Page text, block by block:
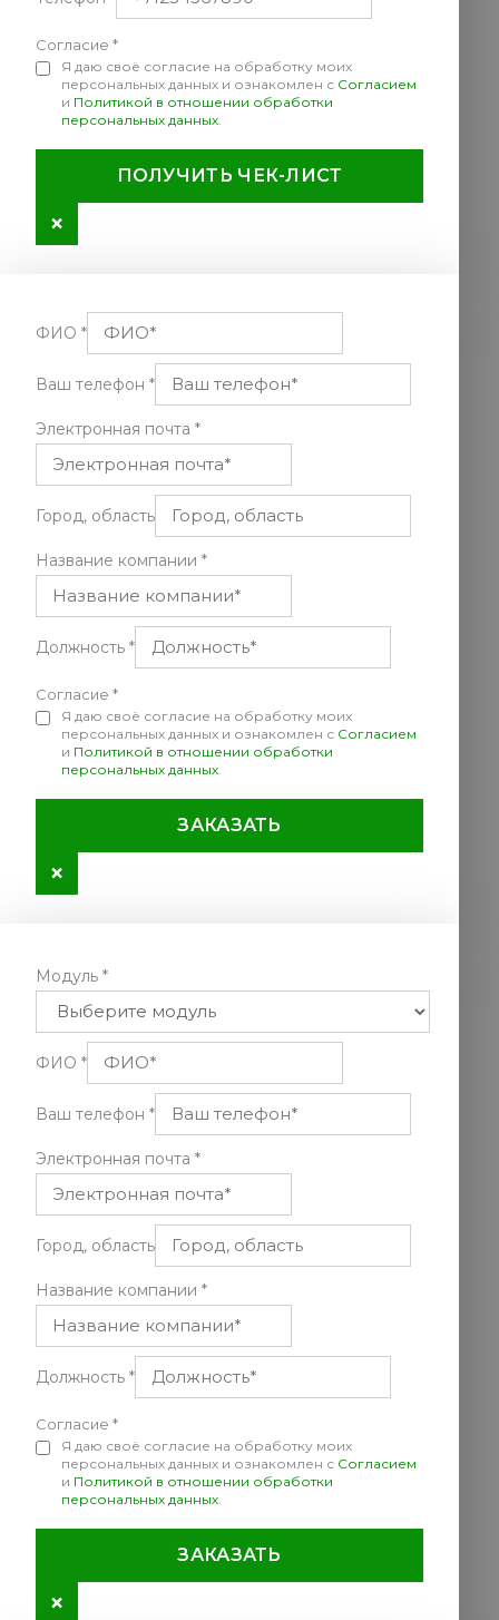
Согласие *
Я даю своё согласие на обработку моих
персональных данных и ознакомлен с Согласием
и Политикой в отношении обработки
персональных данных
ПОЛУЧИТЬ ЧЕК-ЛИСТ
×
ФИО *
Ваш телефон *
Электронная почта *
Город, область
Название компании *
Должность *
Согласие *
Я даю своё согласие на обработку моих
персональных данных и ознакомлен с Согласием
и Политикой в отношении обработки
персональных данных
ЗАКАЗАТЬ
×
Модуль *
ФИО *
Ваш телефон *
Электронная почта *
Город, область
Название компании *
Должность *
Согласие *
Я даю своё согласие на обработку моих
персональных данных и ознакомлен с Согласием
и Политикой в отношении обработки
персональных данных
ЗАКАЗАТЬ
×